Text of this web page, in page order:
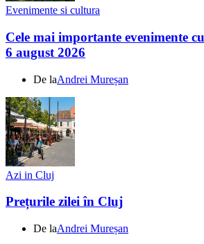
Evenimente si cultura
Cele mai importante evenimente
6 august 2026
De laAndrei Mureșan
Azi in Cluj
Prețurile zilei în Cluj
De laAndrei Mureșan